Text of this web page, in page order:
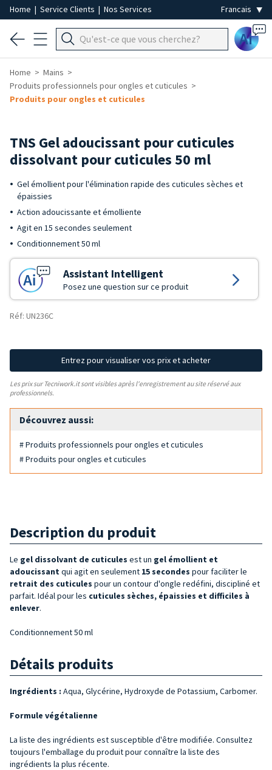
Home | Service Clients | Nos Services
Ai
Home
Mains
Produits professionnels pour ongles et cuticules
Produits pour ongles et cuticules
TNS Gel adoucissant pour cuticules
dissolvant pour cuticules 50 ml
Gel émollient pour l'élimination rapide des cuticules sèches et
épaissies
Action adoucissante et émolliente
Agit en 15 secondes seulement
Conditionnement 50 ml
Assistant Intelligent
Posez une question sur ce produit
Réf: UN236C
Entrez pour visualiser vos prix et acheter
Les prix sur Tecniwork.it sont visibles après l'enregistrement au site réservé aux
professionnels.
Découvrez aussi:
# Produits professionnels pour ongles et cuticules
# Produits pour ongles et cuticules
Description du produit
Le gel dissolvant de cuticules est un gel émollient et
adoucissant qui agit en seulement 15 secondes pour faciliter le
retrait des cuticules pour un contour d'ongle redéfini, discipliné et
parfait. Idéal pour les cuticules sèches, épaissies et difficiles à
enlever.
Conditionnement 50 ml
Détails produits
Ingrédients : Aqua, Glycérine, Hydroxyde de Potassium, Carbomer.
Formule végétalienne
La liste des ingrédients est susceptible d'être modifiée. Consultez
toujours l'emballage du produit pour connaître la liste des
ingrédients la plus récente.